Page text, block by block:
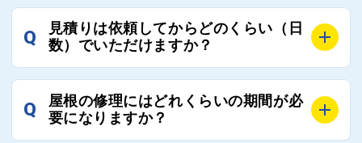
優良業者のみをご紹介できる体制により、お客様の安
心と信頼を維持しております。
屋根コネクトにお任せください。屋根コネクトでは、
工事業者へのお断りも無料で代行しております。
れる必要はございませんので、いつでもお気軽にご相
談ください。
Q
見積りは依頼してからどのくらい（日
数）でいただけますか？
工事業者にもよりますが、おおよそ現地調査後3日～1
週間前後にはお届けできます。
Q
屋根の修理にはどれくらいの期間が必
要になりますか？